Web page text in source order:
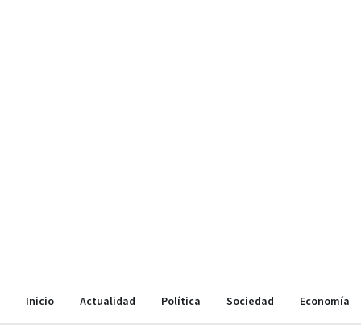
Inicio Actualidad Política Sociedad Economía